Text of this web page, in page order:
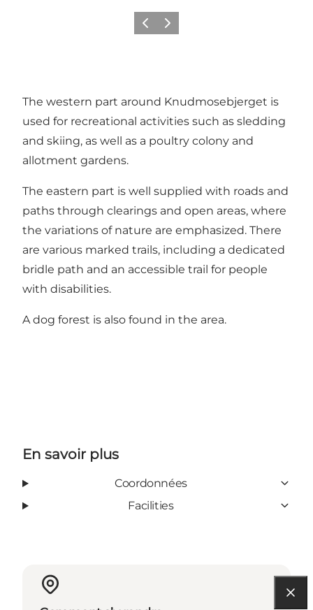
PrécédentSuivant
The western part around Knudmosebjerget is
used for recreational activities such as sledding
and skiing, as well as a poultry colony and
allotment gardens.
The eastern part is well supplied with roads and
paths through clearings and open areas, where
the variations of nature are emphasized. There
are various marked trails, including a dedicated
bridle path and an accessible trail for people
with disabilities.
A dog forest is also found in the area.
En savoir plus
Coordonnées
Facilities